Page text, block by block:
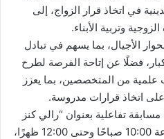
في اتخاذ قرار الزواج، إلى
وتربية الأبناء.
الأجيال، بما يسهم في تبادل
فضلًا عن إتاحة الفرصة لطرح
من المتخصصين، بما يعزز
اتخاذ قرارات مدروسة.
تفاعلية بعنوان “رالي كنز
مودة”، في اليوم نفسه من الساعة 10:00 صباحًا وحتى 12:00 ظهرًا،